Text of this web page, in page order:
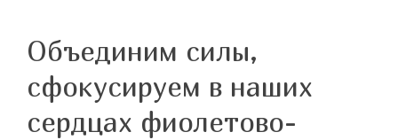
Объединим силы,
сфокусируем в наших
сердцах фиолетово-